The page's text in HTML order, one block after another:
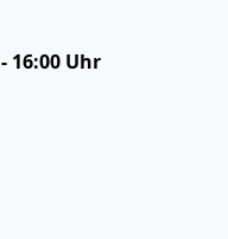
16:00 Uhr